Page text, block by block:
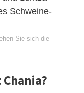
Schweine-
Sie sich die